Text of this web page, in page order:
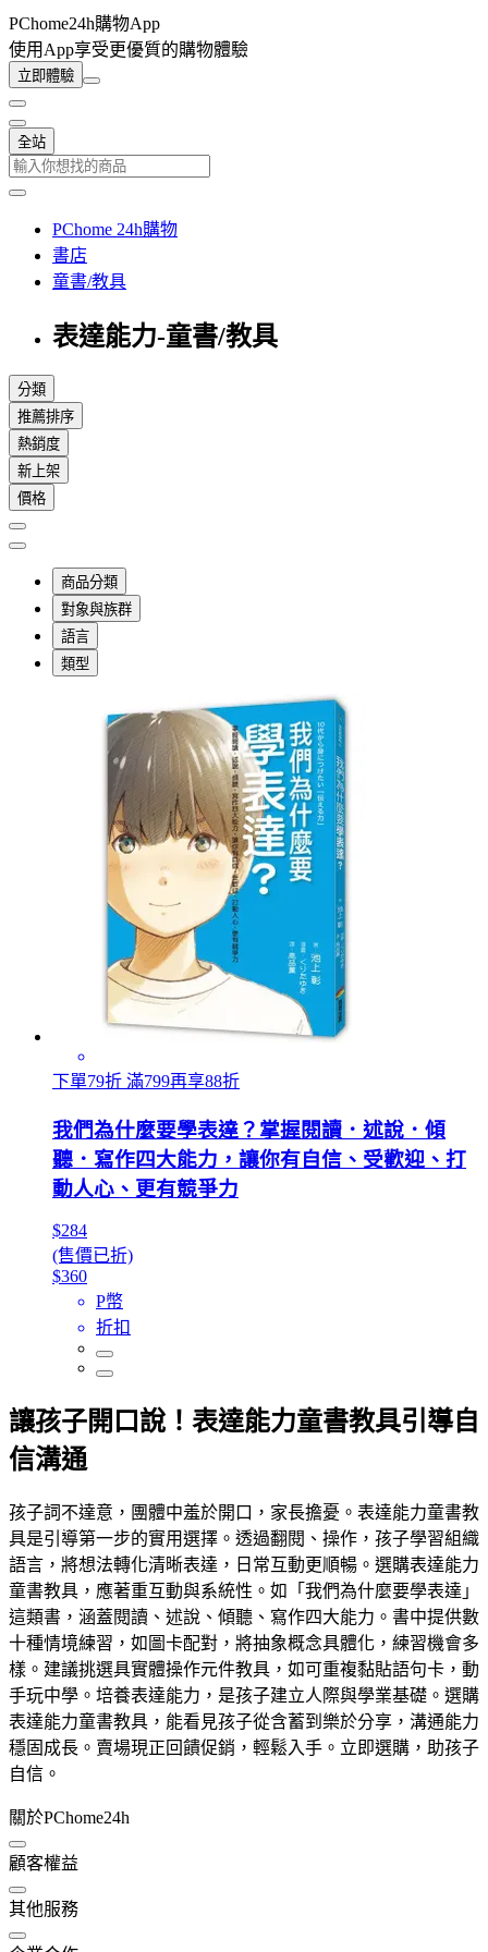
PChome24h購物App
使用App享受更優質的購物體驗
立即體驗
全站
PChome 24h購物
書店
童書/教具
表達能力-童書/教具
分類
推薦排序
熱銷度
新上架
價格
商品分類
對象與族群
語言
類型
下單79折 滿799再享88折
我們為什麼要學表達？掌握閱讀．述說．傾
聽．寫作四大能力，讓你有自信、受歡迎、打
動人心、更有競爭力
$284
(售價已折)
$360
P幣
折扣
讓孩子開口說！表達能力童書教具引導自
信溝通
孩子詞不達意，團體中羞於開口，家長擔憂。表達能力童書教
具是引導第一步的實用選擇。透過翻閱、操作，孩子學習組織
語言，將想法轉化清晰表達，日常互動更順暢。選購表達能力
童書教具，應著重互動與系統性。如「我們為什麼要學表達」
這類書，涵蓋閱讀、述說、傾聽、寫作四大能力。書中提供數
十種情境練習，如圖卡配對，將抽象概念具體化，練習機會多
樣。建議挑選具實體操作元件教具，如可重複黏貼語句卡，動
手玩中學。培養表達能力，是孩子建立人際與學業基礎。選購
表達能力童書教具，能看見孩子從含蓄到樂於分享，溝通能力
穩固成長。賣場現正回饋促銷，輕鬆入手。立即選購，助孩子
自信。
關於PChome24h
顧客權益
其他服務